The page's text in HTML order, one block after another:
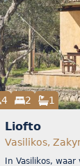
4 2 1
Liofto
Vasilikos,
In Vasilikos,